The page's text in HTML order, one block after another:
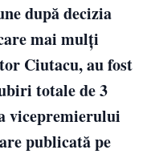
după decizia
mai mulți
Ciutacu, au fost
totale de 3
vicepremierului
publicată pe